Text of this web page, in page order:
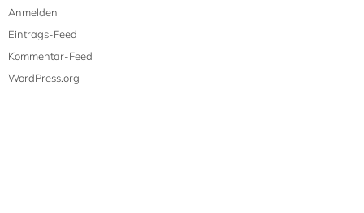
Anmelden
Eintrags-Feed
Kommentar-Feed
WordPress.org